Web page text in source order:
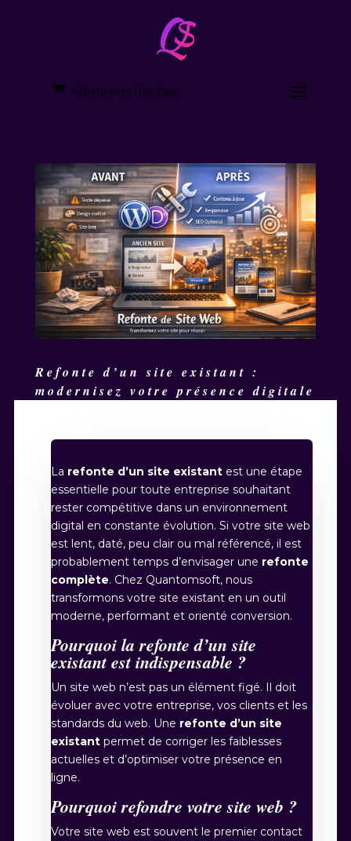
Sélectionner Une Page
Refonte d’un site existant :
modernisez votre présence digitale
La refonte d’un site existant est une étape
essentielle pour toute entreprise souhaitant
rester compétitive dans un environnement
digital en constante évolution. Si votre site web
est lent, daté, peu clair ou mal référencé, il est
probablement temps d’envisager une refonte
complète. Chez Quantomsoft, nous
transformons votre site existant en un outil
moderne, performant et orienté conversion.
Pourquoi la refonte d’un site
existant est indispensable ?
Un site web n’est pas un élément figé. Il doit
évoluer avec votre entreprise, vos clients et les
standards du web. Une refonte d’un site
existant permet de corriger les faiblesses
actuelles et d’optimiser votre présence en
ligne.
Pourquoi refondre votre site web ?
Votre site web est souvent le premier contact